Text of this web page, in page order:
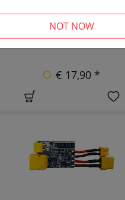
€ 17,90 *
NOT NOW